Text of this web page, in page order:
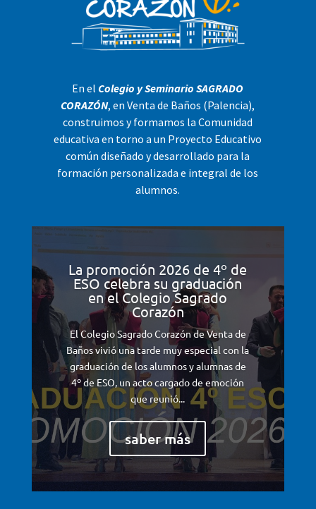
En el Colegio y Seminario SAGRADO
CORAZÓN, en Venta de Baños (Palencia),
construimos y formamos la Comunidad
educativa en torno a un Proyecto Educativo
común diseñado y desarrollado para la
formación personalizada e integral de los
alumnos.
La promoción 2026 de 4º de
ESO celebra su graduación
en el Colegio Sagrado
Corazón
El Colegio Sagrado Corazón de Venta de
Baños vivió una tarde muy especial con la
graduación de los alumnos y alumnas de
4º de ESO, un acto cargado de emoción
que reunió...
saber más